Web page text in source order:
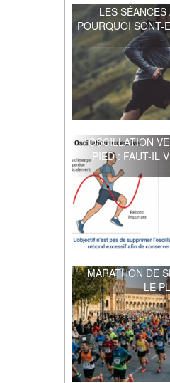
LES
POURQUOI SONT-
OSCILLATION
PIED : FAUT-IL
MARATHON DE
LE